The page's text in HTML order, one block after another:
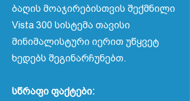
ბაღის მოაჯირებისთვის შექმნილი
Vista 300 სისტემა თავისი
მინიმალისტური იერით უწყვეტ
ხედებს შეგინარჩუნებთ.
სწრაფი ფაქტები: